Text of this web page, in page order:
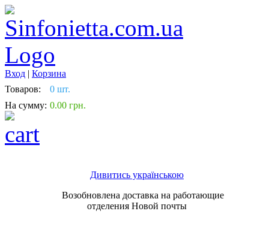
Вход | Корзина
Товаров:
0 шт.
На сумму: 0.00 грн.
Дивитись українською
Возобновлена доставка на работающие
отделения Новой почты